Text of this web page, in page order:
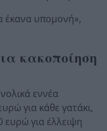
έκανα υπομονή»,
κακοποίηση
εννέα
για κάθε γατάκι,
ευρώ για έλλειψη